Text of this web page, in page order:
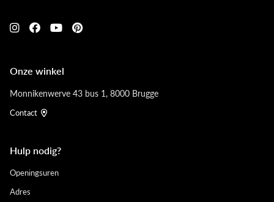
Onze winkel
Monnikenwerve 43 bus 1, 8000 Brugge
Contact
Hulp nodig?
Openingsuren
Adres